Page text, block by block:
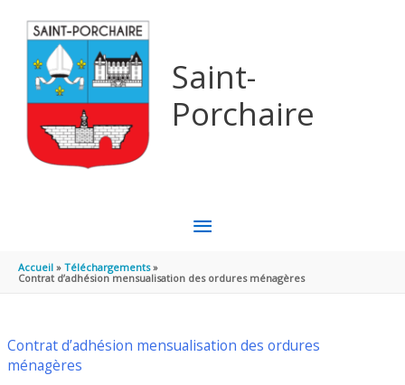
Saint-
Porchaire
MENU
PRINCIPAL
Accueil
Téléchargements
Contrat d’adhésion mensualisation des ordures ménagères
Contrat d’adhésion mensualisation des ordures
ménagères